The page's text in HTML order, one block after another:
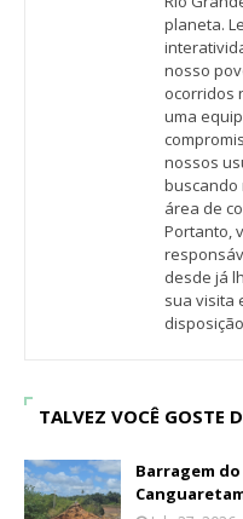
planeta.
nosso
ocorridos
uma
nossos
buscando
área de
Portanto,
desde já
sua visita
TALVEZ VOCÊ GOSTE
Barragem